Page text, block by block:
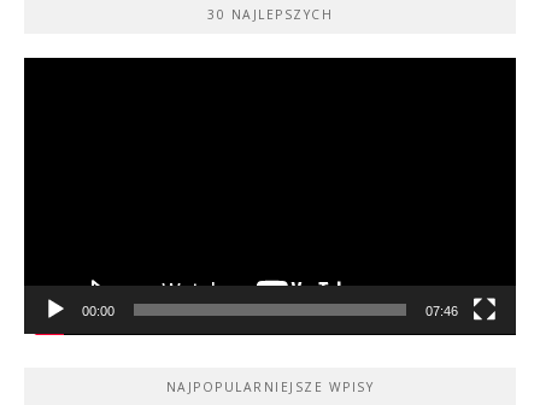
30 NAJLEPSZYCH
00:00 07:46
NAJPOPULARNIEJSZE WPISY